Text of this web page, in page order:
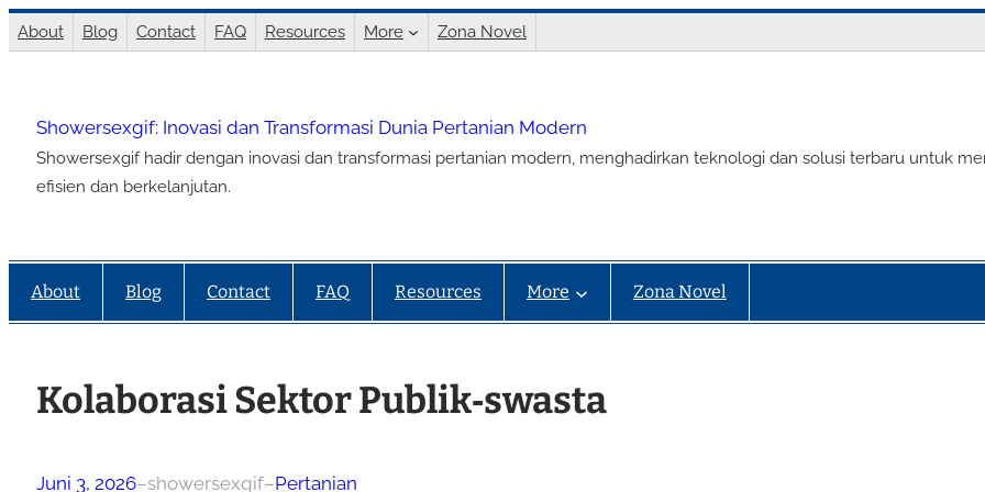
Lewati
ke
About Blog Contact FAQ Resources More Zona Novel
Showersexgif: Inovasi dan Transformasi Dunia Pertanian Modern
Showersexgif hadir dengan inovasi dan transformasi pertanian modern, menghadirkan teknologi dan solusi terbaru untuk
efisien dan berkelanjutan.
About Blog Contact FAQ Resources More Zona Novel
Kolaborasi Sektor Publik‑swasta
Juni 3, 2026–showersexgif–Pertanian